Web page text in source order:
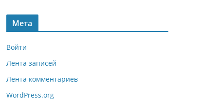
Мета
Войти
Лента записей
Лента комментариев
WordPress.org